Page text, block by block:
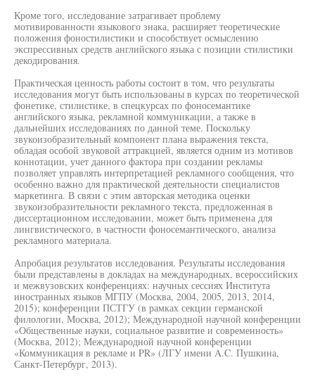
Кроме того, исследование затрагивает проблему
мотивированности языкового знака, расширяет теоретические
положения фоностилистики и способствует осмыслению
экспрессивных средств английского языка с позиции стилистики
декодирования.
Практическая ценность работы состоит в том, что результаты
исследования могут быть использованы в курсах по теоретической
фонетике, стилистике, в спецкурсах по фоносемантике
английского языка, рекламной коммуникации, а также в
дальнейших исследованиях по данной теме. Поскольку
звукоизобразительный компонент плана выражения текста,
обладая особой звуковой аттракцией, является одним из мотивов
коннотации, учет данного фактора при создании рекламы
позволяет управлять интерпретацией рекламного сообщения, что
особенно важно для практической деятельности специалистов
маркетинга. В связи с этим авторская методика оценки
звукоизобразительности рекламного текста, предложенная в
диссертационном исследовании, может быть применена для
лингвистического, в частности фоносемантического, анализа
рекламного материала.
Апробация результатов исследования. Результаты исследования
были представлены в докладах на международных, всероссийских
и межвузовских конференциях: научных сессиях Института
иностранных языков МГПУ (Москва, 2004, 2005, 2013, 2014,
2015); конференции ПСТГУ (в рамках секции германской
филологии, Москва, 2012); Международной научной конференции
«Общественные науки, социальное развитие и современность»
(Москва, 2012); Международной научной конференции
«Коммуникация в рекламе и PR» (ЛГУ имени A.C. Пушкина,
Санкт-Петербург, 2013).